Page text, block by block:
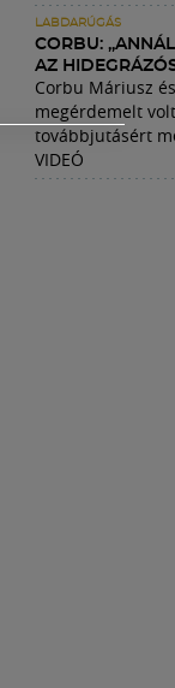
LABDARÚGÁS
CORBU:
AZ
Corbu Máriusz
megérdemelt
továbbjutásért
VIDEÓ